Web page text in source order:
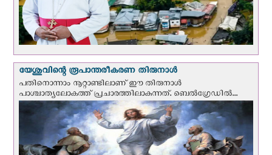
യേശുവിന്റെ രൂപാന്തരീകരണ തിരുനാള്‍
പതിനൊന്നാം നൂറ്റാണ്ടിലാണ് ഈ തിരുനാള്‍
പാശ്ചാത്യലോകത്ത് പ്രചാരത്തിലാകുന്നത്. ബെല്‍ഗ്രേഡില്‍...